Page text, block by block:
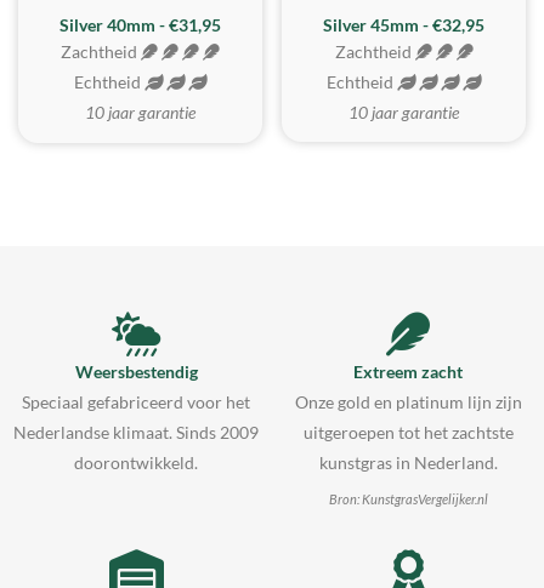
Silver 40mm - €31,95
Zachtheid
Echtheid
10 jaar garantie
MEEST GEKOZEN
Silver 45mm - €32,95
Zachtheid
Echtheid
10 jaar garantie
Weersbestendig
Speciaal gefabriceerd voor het
Nederlandse klimaat. Sinds 2009
doorontwikkeld.
Extreem zacht
Onze gold en platinum lijn zijn
uitgeroepen tot het zachtste
kunstgras in Nederland.
Bron: KunstgrasVergelijker.nl